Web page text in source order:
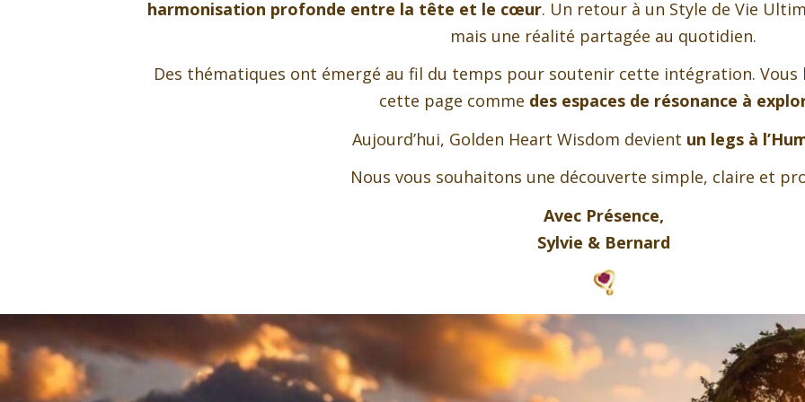
harmonisation profonde entre la tête et le cœur. Un retour à un Style de Vie
mais une réalité partagée au quotidien.
Des thématiques ont émergé au fil du temps pour soutenir cette intégration. Vous
cette page comme des espaces de résonance à
Aujourd’hui, Golden Heart Wisdom devient un legs à
Nous vous souhaitons une découverte simple, claire et
Avec Présence,
Sylvie & Bernard